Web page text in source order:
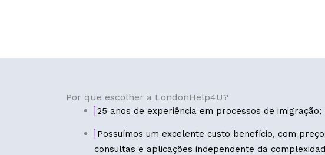
Por que escolher a LondonHelp4U?
25 anos de experiência em processos de imigração;
Possuímos um excelente custo benefício, com
consultas e aplicações independente da